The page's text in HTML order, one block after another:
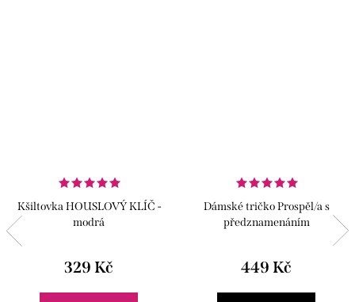
Kšiltovka HOUSLOVÝ KLÍČ -
modrá
329 Kč
Dámské tričko Prospěl/a s
předznamenáním
449 Kč